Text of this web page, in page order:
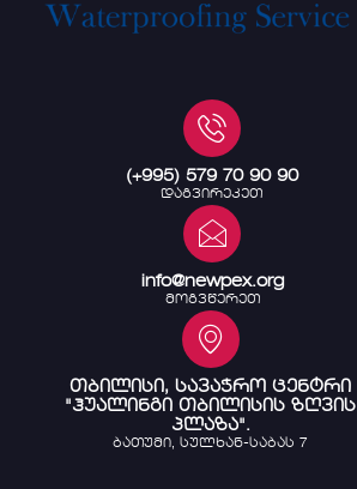
(+995) 579 70 90 90
დაგვირეკეთ
info@newpex.org
მოგვწერეთ
თბილისი, სავაჭრო ცენტრი
"ჰუალინგი თბილისის ზღვის
პლაზა".
ბათუმი, სულხან-საბას 7